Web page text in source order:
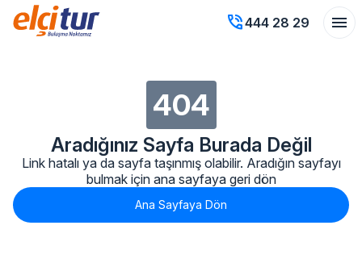
phone_in_talk444 28 29 menu
404
Aradığınız Sayfa Burada Değil
Link hatalı ya da sayfa taşınmış olabilir. Aradığın sayfayı
bulmak için ana sayfaya geri dön
Ana Sayfaya Dön